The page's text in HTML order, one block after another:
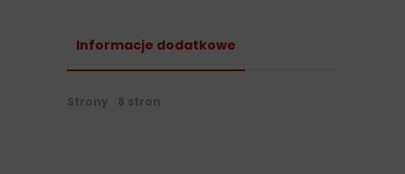
Informacje dodatkowe
Strony 8 stron